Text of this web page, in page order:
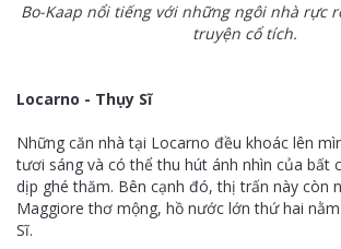
Bo-Kaap nổi tiếng với những ngôi nhà rực
truyện cổ tích.
Locarno - Thụy Sĩ
Những căn nhà tại Locarno đều khoác lên
tươi sáng và có thể thu hút ánh nhìn của bất
dịp ghé thăm. Bên cạnh đó, thị trấn này còn
Maggiore thơ mộng, hồ nước lớn thứ hai
Sĩ.